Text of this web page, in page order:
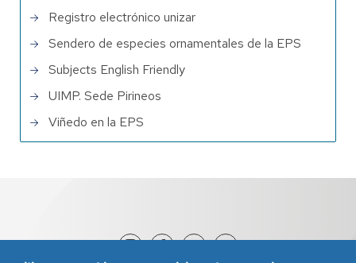
Registro electrónico unizar
Sendero de especies ornamentales de la EPS
Subjects English Friendly
UIMP. Sede Pirineos
Viñedo en la EPS